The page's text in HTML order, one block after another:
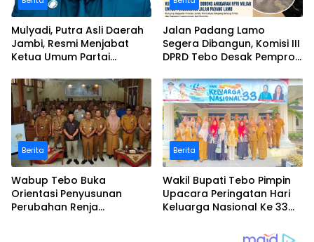
Mulyadi, Putra Asli Daerah
Jambi, Resmi Menjabat
Ketua Umum Partai
Perwakilan ASEAN Partai
Perubahan di Malaysia
Jalan Padang Lamo
Segera Dibangun, Komisi III
DPRD Tebo Desak Pemprov
Anggaran Rp70 Miliar
Berita
Wabup Tebo Buka
Orientasi Penyusunan
Perubahan Renja
Berita
Wakil Bupati Tebo Pimpin
Upacara Peringatan Hari
Keluarga Nasional Ke 33